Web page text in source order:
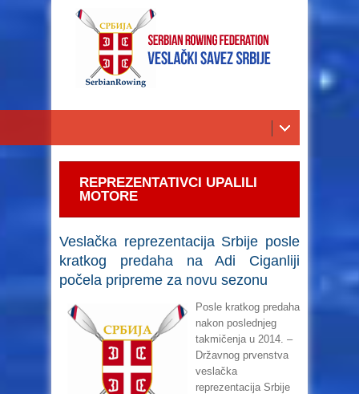
REPREZENTATIVCI UPALILI
MOTORE
Veslačka reprezentacija Srbije posle
kratkog predaha na Adi Ciganliji
počela pripreme za novu sezonu
Posle kratkog predaha
nakon poslednjeg
takmičenja u 2014. –
Državnog prvenstva
veslačka
reprezentacija Srbije